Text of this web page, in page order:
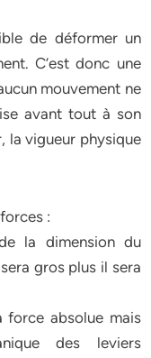
de déformer un
C’est donc une
mouvement ne
avant tout à son
la vigueur physique
:
la dimension du
gros plus il sera
absolue mais
des leviers